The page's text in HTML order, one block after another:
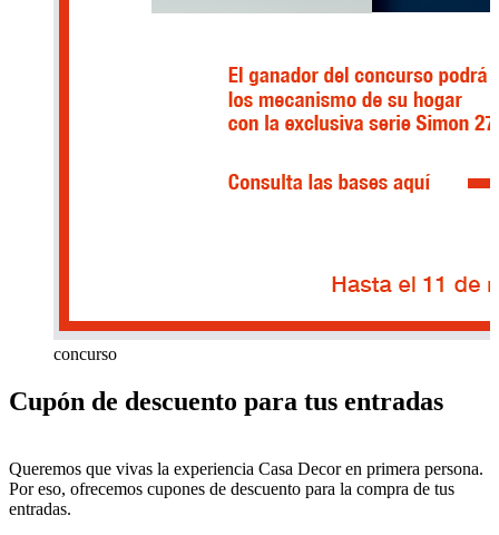
concurso
Cupón de descuento para tus entradas
Queremos que vivas la experiencia Casa Decor en primera persona.
Por eso, ofrecemos cupones de descuento para la compra de tus
entradas.